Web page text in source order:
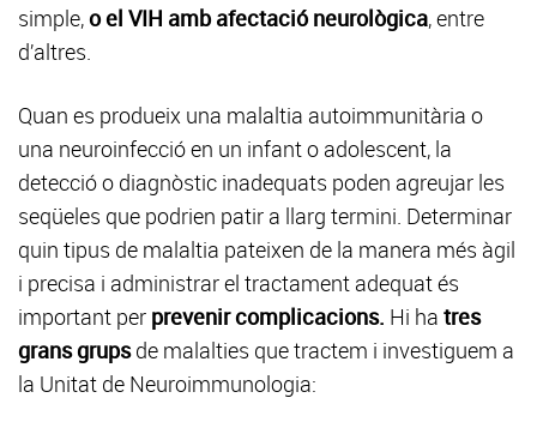
simple,o el VIH amb afectació neurològica, entre
d’altres.
Quan es produeix una malaltia autoimmunitària o
una neuroinfecció en un infant o adolescent, la
detecció o diagnòstic inadequats poden agreujar les
seqüeles que podrien patir a llarg termini. Determinar
quin tipus de malaltia pateixen de la manera més àgil
i precisa i administrar el tractament adequat és
important per prevenir complicacions. Hi ha tres
grans grupsde malalties que tractem i investiguem a
la Unitat de Neuroimmunologia: